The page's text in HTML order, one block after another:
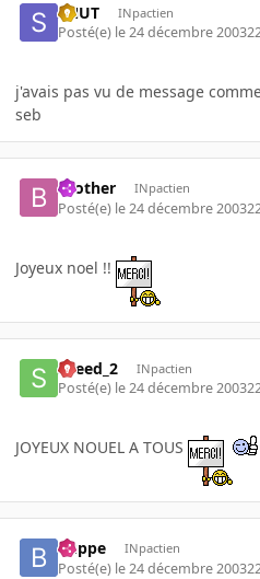
SNUT INpactien
Posté(e) le 24 décembre 2003
j'avais pas vu de message
seb
brother INpactien
Posté(e) le 24 décembre 2003
Joyeux noel !!
speed_2 INpactien
Posté(e) le 24 décembre 2003
JOYEUX NOUEL A TOUS
buppe INpactien
Posté(e) le 24 décembre 2003